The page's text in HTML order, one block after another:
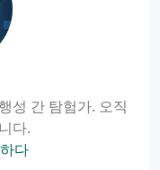
성 간 탐험가. 오직
다.
다